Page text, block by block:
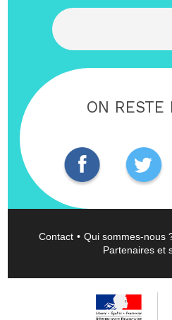
ON RESTE
Contact Qui sommes-nous
Partenaires et